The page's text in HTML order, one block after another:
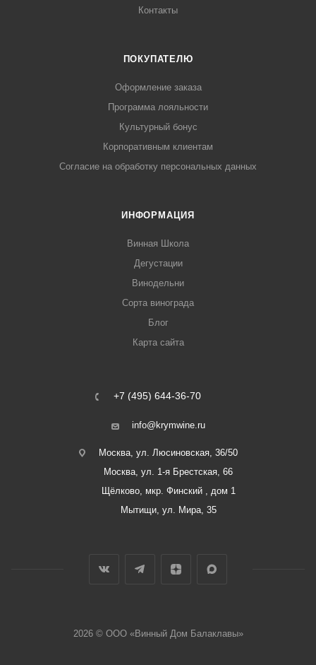
Контакты
ПОКУПАТЕЛЮ
Оформление заказа
Программа лояльности
Культурный бонус
Корпоративным клиентам
Согласие на обработку персональных данных
ИНФОРМАЦИЯ
Винная Школа
Дегустации
Винодельни
Сорта винограда
Блог
Карта сайта
+7 (495) 644-36-70
info@krymwine.ru
Москва, ул. Люсиновская, 36/50
Москва, ул. 1-я Брестская, 66
Щёлково, мкр. Финский , дом 1
Мытищи, ул. Мира, 35
2026 © ООО «Винный Дом Балаклавы»